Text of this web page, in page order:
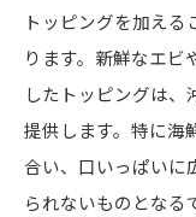
トッピングを加え
ります。新鮮なエビ
したトッピングは、
提供します。特に海
合い、口いっぱいに
られないものとなる